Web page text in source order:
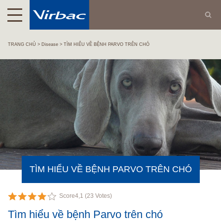
TRANG CHỦ Disease TÌM HIỂU VỀ BỆNH PARVO TRÊN CHÓ
TÌM HIỂU VỀ BỆNH PARVO TRÊN CHÓ
Score4,1 (23 Votes)
Tìm hiểu về bệnh Parvo trên chó